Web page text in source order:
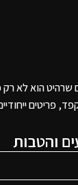
שרהיט הוא לא רק
פריטים
והטבות